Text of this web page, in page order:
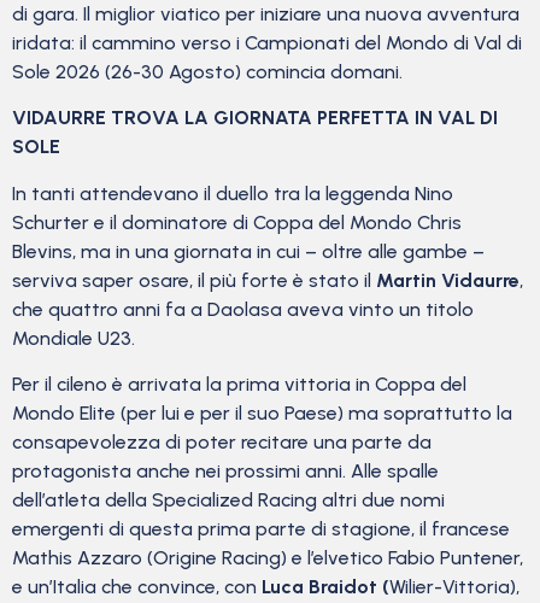
di gara. Il miglior viatico per iniziare una nuova avventura
iridata: il cammino verso i Campionati del Mondo di Val di
Sole 2026 (26-30 Agosto) comincia domani.
VIDAURRE TROVA LA GIORNATA PERFETTA IN VAL DI
SOLE
In tanti attendevano il duello tra la leggenda Nino
Schurter e il dominatore di Coppa del Mondo Chris
Blevins, ma in una giornata in cui – oltre alle gambe –
serviva saper osare, il più forte è stato il Martin Vidaurre,
che quattro anni fa a Daolasa aveva vinto un titolo
Mondiale U23.
Per il cileno è arrivata la prima vittoria in Coppa del
Mondo Elite (per lui e per il suo Paese) ma soprattutto la
consapevolezza di poter recitare una parte da
protagonista anche nei prossimi anni. Alle spalle
dell’atleta della Specialized Racing altri due nomi
emergenti di questa prima parte di stagione, il francese
Mathis Azzaro (Origine Racing) e l’elvetico Fabio Puntener,
e un’Italia che convince, con Luca Braidot (Wilier-Vittoria),